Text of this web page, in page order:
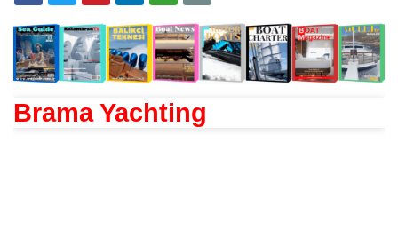
Brama Yachting